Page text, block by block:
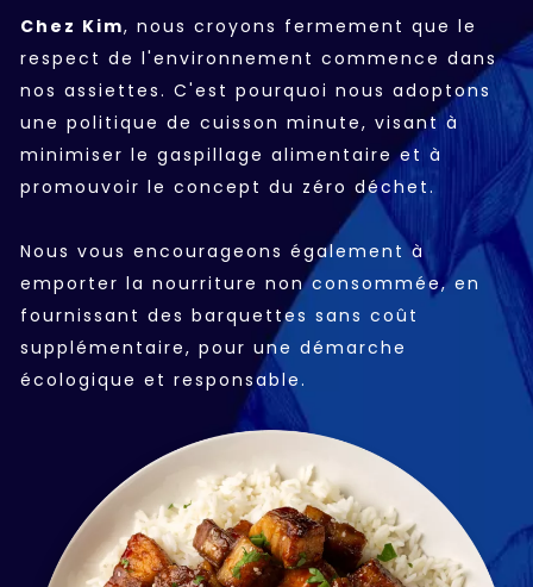
Chez Kim, nous croyons fermement que le
respect de l'environnement commence dans
nos assiettes. C'est pourquoi nous adoptons
une politique de cuisson minute, visant à
minimiser le gaspillage alimentaire et à
promouvoir le concept du zéro déchet.
Nous vous encourageons également à
emporter la nourriture non consommée, en
fournissant des barquettes sans coût
supplémentaire, pour une démarche
écologique et responsable.